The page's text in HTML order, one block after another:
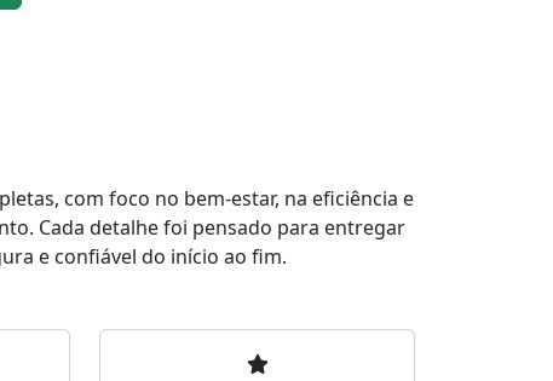
com foco no bem-estar, na eficiência e
Cada detalhe foi pensado para entregar
e confiável do início ao fim.